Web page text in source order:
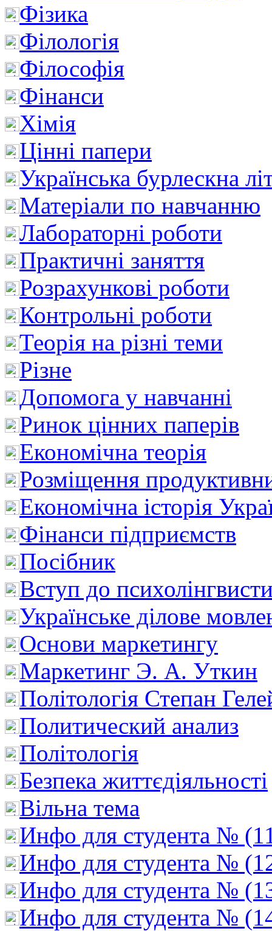
Фізика
Філологія
Філософія
Фінанси
Хімія
Цінні папери
Українська бурлескна
Матеріали по навчанню
Лабораторні роботи
Практичні заняття
Розрахункові роботи
Контрольні роботи
Теорія на різні теми
Різне
Допомога у навчанні
Ринок цінних паперів
Економічна теорія
Розміщення
Економічна історія
Фінанси підприємств
Посібник
Вступ до
Українське ділове
Основи маркетингу
Маркетинг Э. А. Уткин
Політологія Степан
Политический анализ
Політологія
Безпека життєдіяльності
Вільна тема
Инфо для студента №
Инфо для студента №
Инфо для студента №
Инфо для студента №